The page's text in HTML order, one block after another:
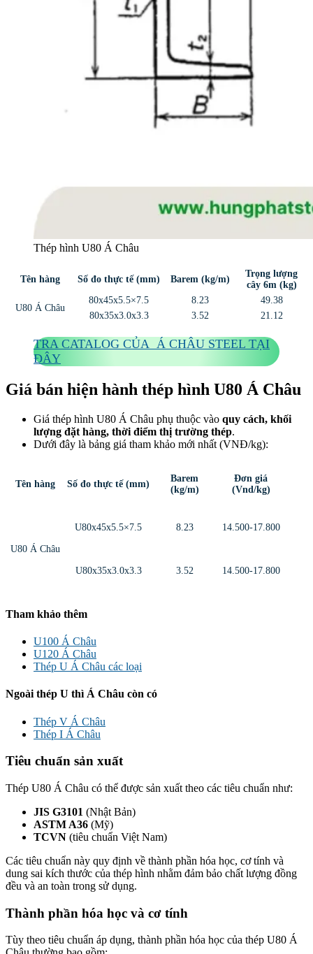
Thép hình U80 Á Châu
Tên hàng Số đo thực tế (mm) Barem (kg/m)
Trọng lượng
cây 6m (kg)
U80 Á Châu
80x45x5.5×7.5 8.23
49.38
80x35x3.0x3.3
3.52 21.12
TRA CATALOG CỦA Á CHÂU STEEL TẠI
ĐÂY
Giá bán hiện hành thép hình U80 Á Châu
Giá thép hình U80 Á Châu phụ thuộc vào quy cách, khối
lượng đặt hàng, thời điểm thị trường thép.
Dưới đây là bảng giá tham khảo mới nhất (VNĐ/kg):
Tên hàng Số đo thực tế (mm)
Barem
(kg/m)
Đơn giá
(Vnd/kg)
U80 Á Châu
U80x45x5.5×7.5 8.23 14.500-17.800
U80x35x3.0x3.3 3.52 14.500-17.800
Tham khảo thêm
U100 Á Châu
U120 Á Châu
Thép U Á Châu các loại
Ngoài thép U thì Á Châu còn có
Thép V Á Châu
Thép I Á Châu
Tiêu chuẩn sản xuất
Thép U80 Á Châu có thể được sản xuất theo các tiêu chuẩn như:
JIS G3101 (Nhật Bản)
ASTM A36 (Mỹ)
TCVN (tiêu chuẩn Việt Nam)
Các tiêu chuẩn này quy định về thành phần hóa học, cơ tính và
dung sai kích thước của thép hình nhằm đảm bảo chất lượng đồng
đều và an toàn trong sử dụng.
Thành phần hóa học và cơ tính
Tùy theo tiêu chuẩn áp dụng, thành phần hóa học của thép U80 Á